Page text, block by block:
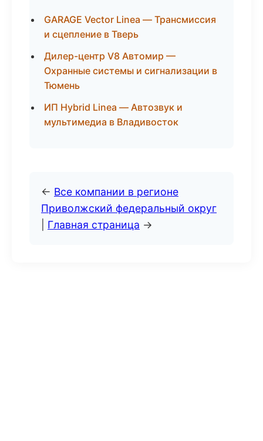
GARAGE Vector Linea — Трансмиссия
и сцепление в Тверь
Дилер-центр V8 Автомир —
Охранные системы и сигнализации в
Тюмень
ИП Hybrid Linea — Автозвук и
мультимедиа в Владивосток
← Все компании в регионе
Приволжский федеральный округ
Главная страница →